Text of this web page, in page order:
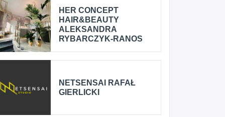
HER CONCEPT
HAIR&BEAUTY
ALEKSANDRA
RYBARCZYK-RANOS
NETSENSAI RAFAŁ
GIERLICKI